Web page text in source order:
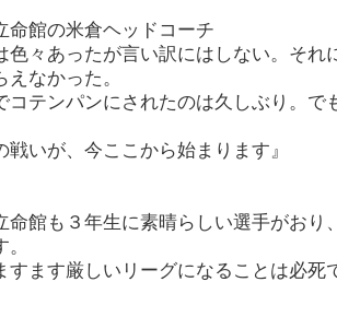
命館の米倉ヘッドコーチ
色々あったが言い訳にはしない。それ
えなかった。
コテンパンにされたのは久しぶり。で
戦いが、今ここから始まります』
命館も３年生に素晴らしい選手がおり
すます厳しいリーグになることは必死